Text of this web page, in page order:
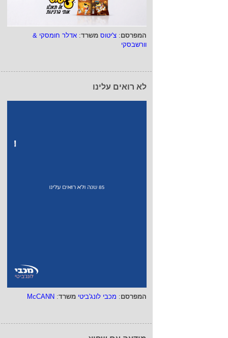
המפרסם: צ'יטוס משרד: אדלר חומסקי &
וורשבסקי
לא רואים עלינו
המפרסם: מכבי לונג'ביטי משרד:
McCANN